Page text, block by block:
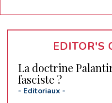
EDITOR'S
La doctrine
fasciste ?
- Editoriaux -